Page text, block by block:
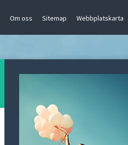
Om oss Sitemap Webbplatskarta